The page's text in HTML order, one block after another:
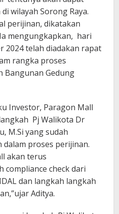
wilayah Sorong Raya.
perijinan, dikatakan
mengungkapkan, hari
2024 telah diadakan rapat
rangka proses
Bangunan Gedung
Investor, Paragon Mall
Pj Walikota Dr
M.Si yang sudah
proses perijinan.
akan terus
check dari
dan langkah langkah
Aditya.